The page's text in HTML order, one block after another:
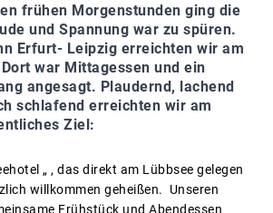
frühen Morgenstunden ging die
und Spannung war zu spüren.
Erfurt- Leipzig erreichten wir am
war Mittagessen und ein
angesagt. Plaudernd, lachend
schlafend erreichten wir am
Ziel:
„ , das direkt am Lübbsee gelegen
willkommen geheißen. Unseren
Frühstück und Abendessen